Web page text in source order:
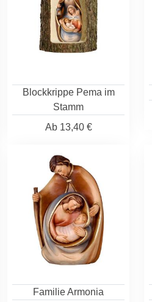
Blockkrippe Pema im
Stamm
Ab13,40 €
Familie Armonia